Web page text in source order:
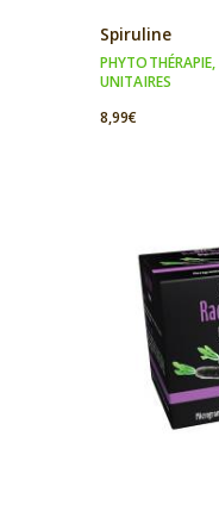
Spiruline
PHYTOTHÉRAPIE,
UNITAIRES
8,99€